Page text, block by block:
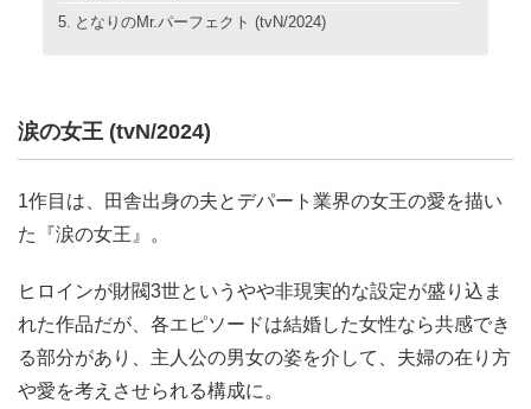
となりのMr.パーフェクト (tvN/2024)
涙の女王 (tvN/2024)
1作目は、田舎出身の夫とデパート業界の女王の愛を描い
た『涙の女王』。
ヒロインが財閥3世というやや非現実的な設定が盛り込ま
れた作品だが、各エピソードは結婚した女性なら共感でき
る部分があり、主人公の男女の姿を介して、夫婦の在り方
や愛を考えさせられる構成に。